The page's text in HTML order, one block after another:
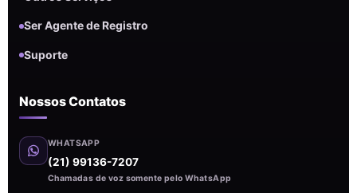
Ser Agente de Registro
Suporte
Nossos Contatos
WHATSAPP
(21) 99136-7207
Chamadas de voz somente pelo WhatsApp